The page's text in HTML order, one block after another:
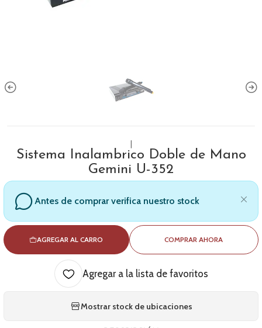
Sistema Inalambrico Doble de Mano
Gemini U-352
Antes de comprar verifica nuestro stock
AGREGAR AL CARRO COMPRAR AHORA
Agregar a la lista de favoritos
Mostrar stock de ubicaciones